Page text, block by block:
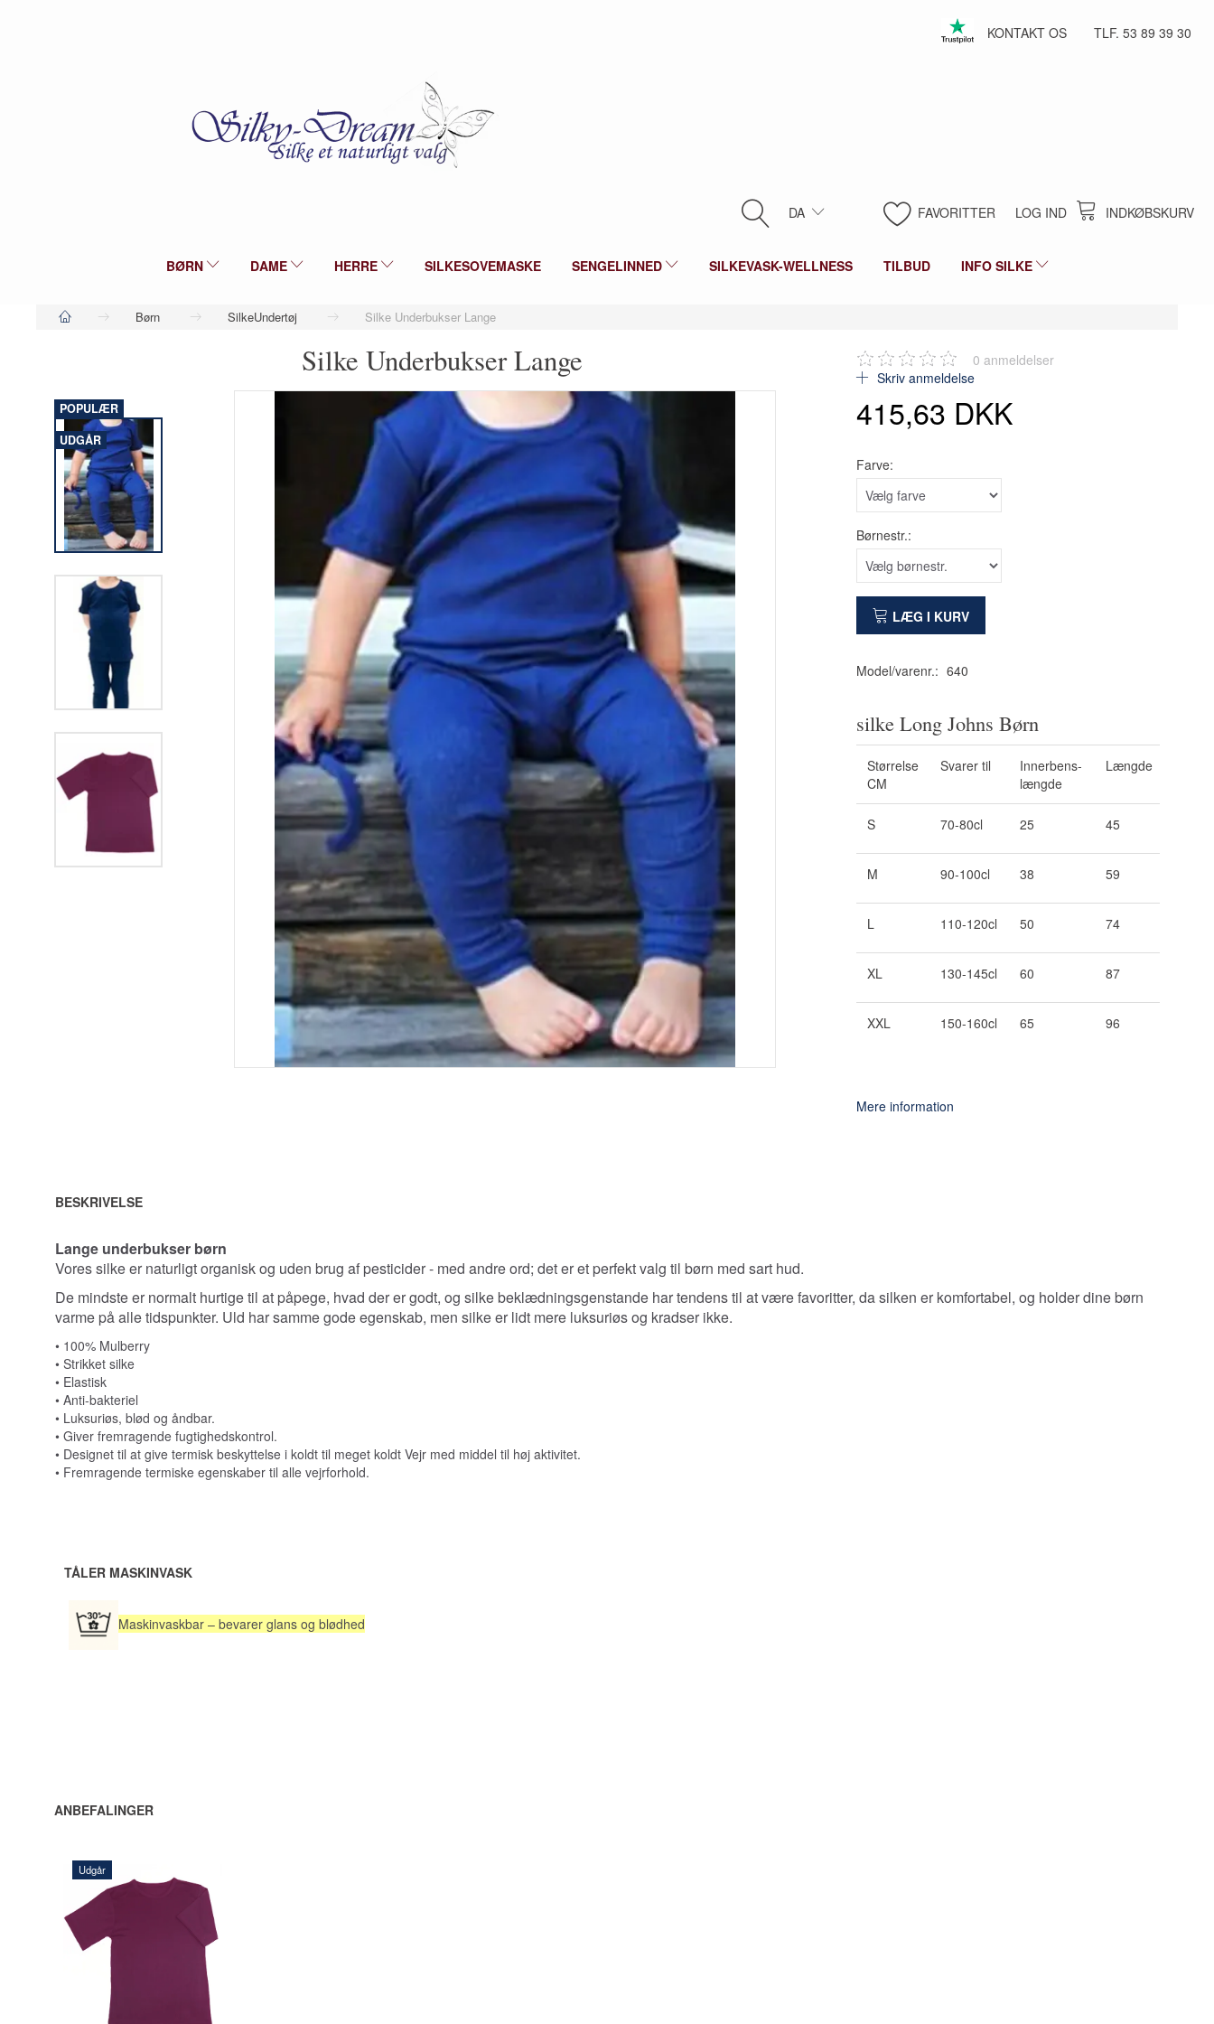
TLF. 53 89 39 30
KONTAKT OS
INDKØBSKURV
FAVORITTER LOG IND
DA
BØRN DAME HERRE SILKESOVEMASKE SENGELINNED SILKEVASK-WELLNESS TILBUD INFO SILKE
Børn SilkeUndertøj Silke Underbukser Lange
Silke Underbukser Lange
POPULÆR
UDGÅR
0 anmeldelser
Skriv anmeldelse
415,63 DKK
Farve:
Børnestr.:
LÆG I KURV
Model/varenr.: 640
silke Long Johns Børn
Størrelse
CM
Svarer til
Innerbens-
længde
Længde
S 70-80cl 25 45
M 90-100cl 38 59
L 110-120cl 50 74
XL 130-145cl 60 87
XXL 150-160cl 65 96
Mere information
BESKRIVELSE
Lange underbukser børn
Vores silke er naturligt organisk og uden brug af pesticider - med andre ord; det er et perfekt valg til børn med sart hud.
De mindste er normalt hurtige til at påpege, hvad der er godt, og silke beklædningsgenstande har tendens til at være favoritter, da silken er komfortabel, og holder dine børn
varme på alle tidspunkter. Uld har samme gode egenskab, men silke er lidt mere luksuriøs og kradser ikke.
• 100% Mulberry
• Strikket silke
• Elastisk
• Anti-bakteriel
• Luksuriøs, blød og åndbar.
• Giver fremragende fugtighedskontrol.
• Designet til at give termisk beskyttelse i koldt til meget koldt Vejr med middel til høj aktivitet.
• Fremragende termiske egenskaber til alle vejrforhold.
TÅLER MASKINVASK
Maskinvaskbar – bevarer glans og blødhed
ANBEFALINGER
Udgår